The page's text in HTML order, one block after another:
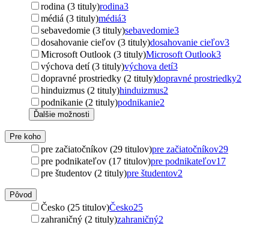
rodina (3 tituly)rodina3
médiá (3 tituly)médiá3
sebavedomie (3 tituly)sebavedomie3
dosahovanie cieľov (3 tituly)dosahovanie cieľov3
Microsoft Outlook (3 tituly)Microsoft Outlook3
výchova detí (3 tituly)výchova detí3
dopravné prostriedky (2 tituly)dopravné prostriedky2
hinduizmus (2 tituly)hinduizmus2
podnikanie (2 tituly)podnikanie2
Ďalšie možnosti
Pre koho
pre začiatočníkov (29 titulov)pre začiatočníkov29
pre podnikateľov (17 titulov)pre podnikateľov17
pre študentov (2 tituly)pre študentov2
Pôvod
Česko (25 titulov)Česko25
zahraničný (2 tituly)zahraničný2